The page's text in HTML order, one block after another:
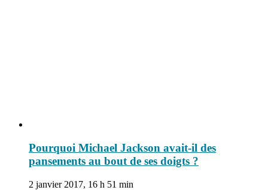
Pourquoi Michael Jackson avait-il des
pansements au bout de ses doigts ?
2 janvier 2017, 16 h 51 min